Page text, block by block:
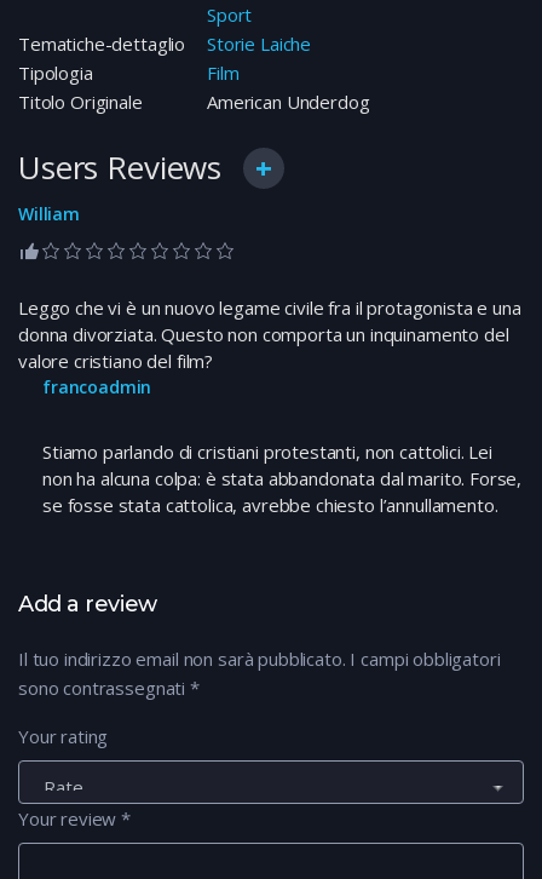
Sport
Tematiche-dettaglio
Storie Laiche
Tipologia
Film
Titolo Originale
American Underdog
Add a review
Il tuo indirizzo email non sarà pubblicato. I campi obbligatori
sono contrassegnati *
Your rating
Your review*
Users Reviews
William
Leggo che vi è un nuovo legame civile fra il protagonista e una
donna divorziata. Questo non comporta un inquinamento del
valore cristiano del film?
francoadmin
Stiamo parlando di cristiani protestanti, non cattolici. Lei
non ha alcuna colpa: è stata abbandonata dal marito. Forse,
se fosse stata cattolica, avrebbe chiesto l’annullamento.